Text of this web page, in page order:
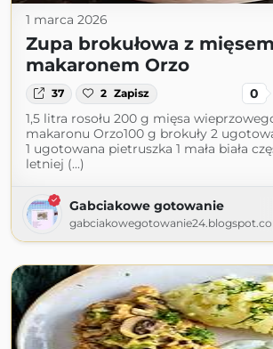
1 marca 2026
Zupa brokułowa z
makaronem Orzo
37 2 Zapisz 0
1,5 litra rosołu 200 g mięsa
makaronu Orzo100 g brokuły 2
1 ugotowana pietruszka 1 mała biała
letniej (...)
Gabciakowe gotowanie